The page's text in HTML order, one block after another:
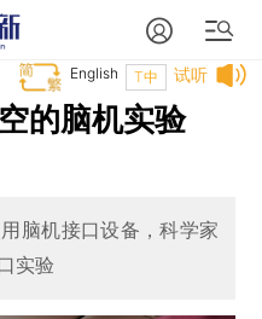
试听
T中
English
的脑机实验
脑机接口设备，科学家
实验